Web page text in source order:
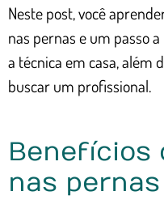
Neste post, você
nas pernas e um passo
a técnica em casa, além
buscar um profissional.
Benefícios
nas pernas